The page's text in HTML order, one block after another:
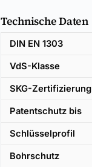
Technische Daten
DIN EN 1303
VdS-Klasse
SKG-Zertifizierung
Patentschutz bis
Schlüsselprofil
Bohrschutz